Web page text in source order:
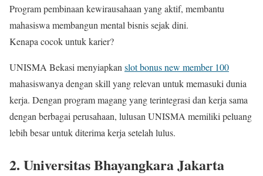
Program pembinaan kewirausahaan yang aktif, membantu
mahasiswa membangun mental bisnis sejak dini.
Kenapa cocok untuk karier?
UNISMA Bekasi menyiapkanslot bonus new member 100
mahasiswanya dengan skill yang relevan untuk memasuki dunia
kerja. Dengan program magang yang terintegrasi dan kerja sama
dengan berbagai perusahaan, lulusan UNISMA memiliki peluang
lebih besar untuk diterima kerja setelah lulus.
2. Universitas Bhayangkara Jakarta